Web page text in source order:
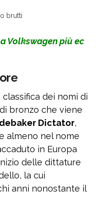
Volkswagen più ec
dei nomi di
bronzo che viene
Dictator,
almeno nel nome
in Europa
delle dittature
la cui
anni nonostante il